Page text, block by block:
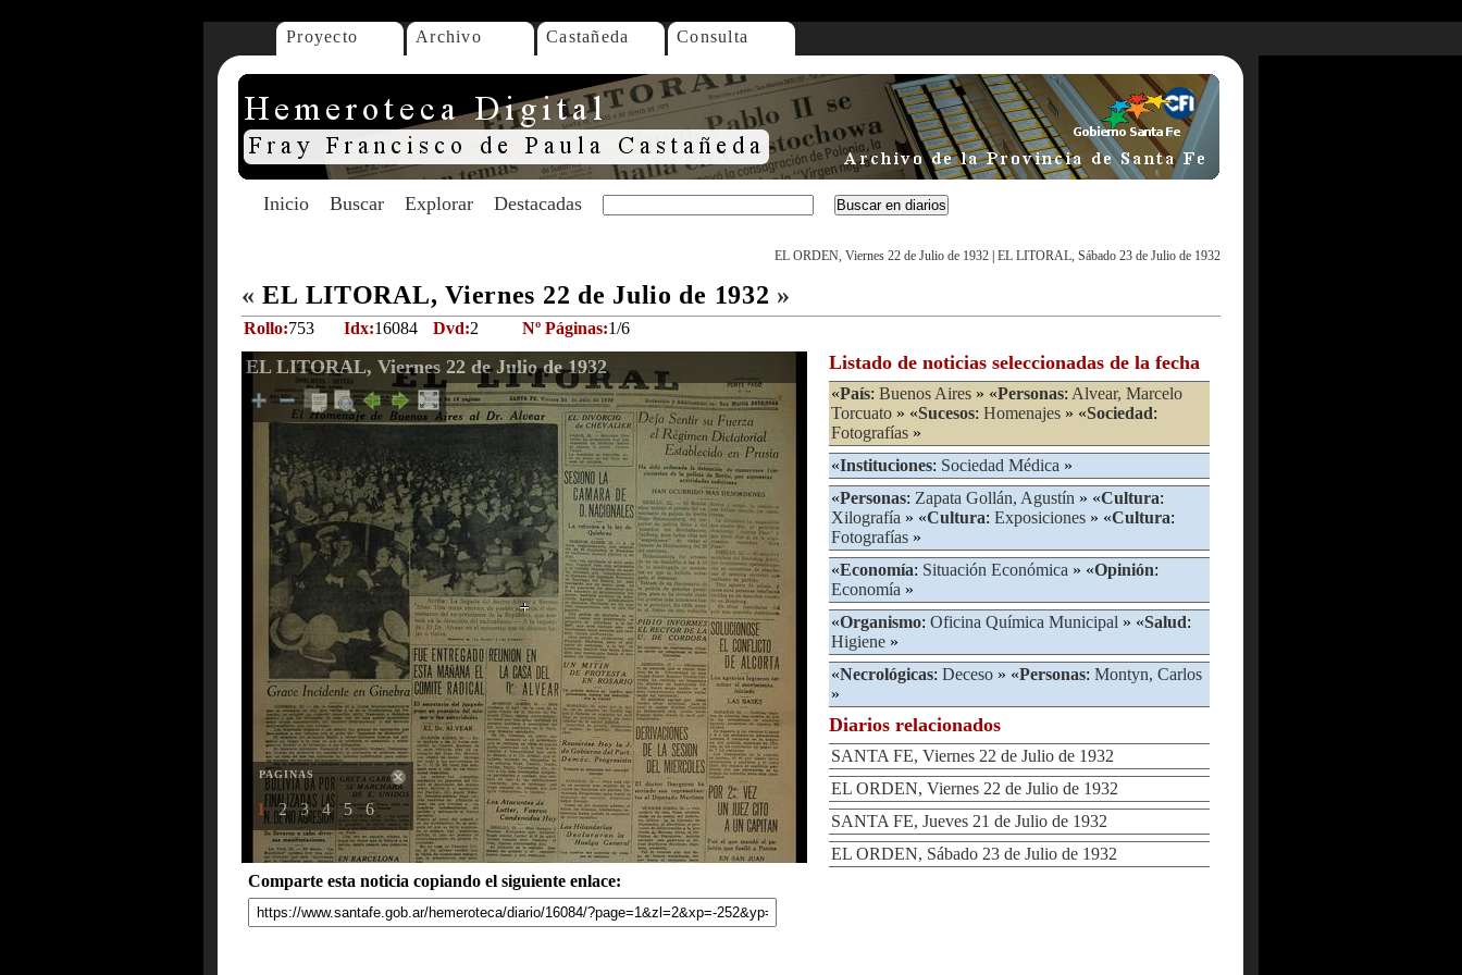
Proyecto Archivo Castañeda Consulta
Inicio Buscar Explorar Destacadas
EL ORDEN, Viernes 22 de Julio de 1932 EL LITORAL, Sábado 23 de Julio de 1932
« EL LITORAL, Viernes 22 de Julio de 1932 »
Rollo:753 Idx:16084 Dvd:2 Nº Páginas:1/6
EL LITORAL, Viernes 22 de Julio de 1932
PAGINAS
1 2 3 4 5 6
Comparte esta noticia copiando el siguiente enlace:
Listado de noticias seleccionadas de la fecha
«País: Buenos Aires » «Personas: Alvear, Marcelo
Torcuato » «Sucesos: Homenajes » «Sociedad:
Fotografías »
«Instituciones: Sociedad Médica »
«Personas: Zapata Gollán, Agustín » «Cultura:
Xilografía » «Cultura: Exposiciones » «Cultura:
Fotografías »
«Economía: Situación Económica » «Opinión:
Economía »
«Organismo: Oficina Química Municipal » «Salud:
Higiene »
«Necrológicas: Deceso » «Personas: Montyn, Carlos
»
Diarios relacionados
SANTA FE, Viernes 22 de Julio de 1932
EL ORDEN, Viernes 22 de Julio de 1932
SANTA FE, Jueves 21 de Julio de 1932
EL ORDEN, Sábado 23 de Julio de 1932